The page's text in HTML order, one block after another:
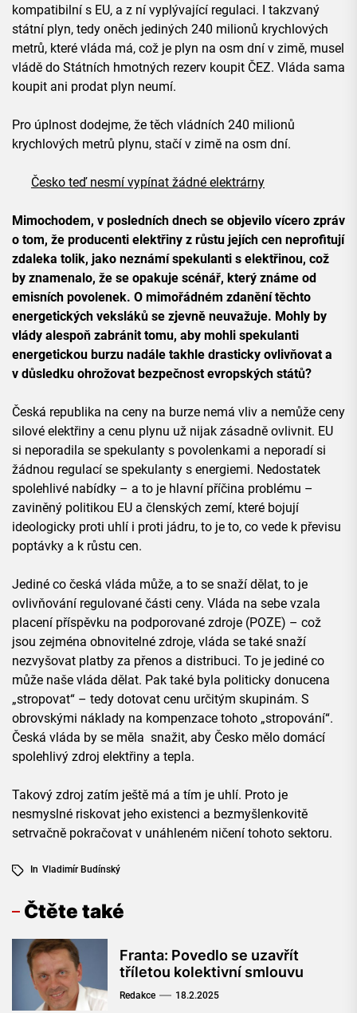
kompatibilní s EU, a z ní vyplývající regulaci. I takzvaný
státní plyn, tedy oněch jediných 240 milionů krychlových
metrů, které vláda má, což je plyn na osm dní v zimě, musel
vládě do Státních hmotných rezerv koupit ČEZ. Vláda sama
koupit ani prodat plyn neumí.
Pro úplnost dodejme, že těch vládních 240 milionů
krychlových metrů plynu, stačí v zimě na osm dní.
Česko teď nesmí vypínat žádné elektrárny
Mimochodem, v posledních dnech se objevilo vícero zpráv
o tom, že producenti elektřiny z růstu jejích cen neprofitují
zdaleka tolik, jako neznámí spekulanti s elektřinou, což
by znamenalo, že se opakuje scénář, který známe od
emisních povolenek. O mimořádném zdanění těchto
energetických veksláků se zjevně neuvažuje. Mohly by
vlády alespoň zabránit tomu, aby mohli spekulanti
energetickou burzu nadále takhle drasticky ovlivňovat a
v důsledku ohrožovat bezpečnost evropských států?
Česká republika na ceny na burze nemá vliv a nemůže ceny
silové elektřiny a cenu plynu už nijak zásadně ovlivnit. EU
si neporadila se spekulanty s povolenkami a neporadí si
žádnou regulací se spekulanty s energiemi. Nedostatek
spolehlivé nabídky – a to je hlavní příčina problému –
zaviněný politikou EU a členských zemí, které bojují
ideologicky proti uhlí i proti jádru, to je to, co vede k převisu
poptávky a k růstu cen.
Jediné co česká vláda může, a to se snaží dělat, to je
ovlivňování regulované části ceny. Vláda na sebe vzala
placení příspěvku na podporované zdroje (POZE) – což
jsou zejména obnovitelné zdroje, vláda se také snaží
nezvyšovat platby za přenos a distribuci. To je jediné co
může naše vláda dělat. Pak také byla politicky donucena
„stropovat“ – tedy dotovat cenu určitým skupinám. S
obrovskými náklady na kompenzace tohoto „stropování“.
Česká vláda by se měla snažit, aby Česko mělo domácí
spolehlivý zdroj elektřiny a tepla.
Takový zdroj zatím ještě má a tím je uhlí. Proto je
nesmyslné riskovat jeho existenci a bezmyšlenkovitě
setrvačně pokračovat v unáhleném ničení tohoto sektoru.
In Vladimír Budínský
Čtěte také
Franta: Povedlo se uzavřít
tříletou kolektivní smlouvu
Redakce 18.2.2025